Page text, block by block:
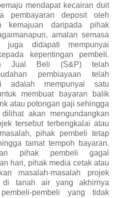
mendapat kecairan duit
pembayaran deposit oleh
kemajuan daripada pihak
amalan semasa
juga didapati mempunyai
kepentingan pembeli.
Jual Beli (S&P) telah
pembiayaan telah
adalah mempunyai satu
membuat bayaran balik
atau potongan gaji sehingga
akan mengundangkan
tersebut terbengkalai atau
pihak pembeli tetap
tamat tempoh bayaran.
pihak pembeli gagal
hari, pihak media cetak atau
masalah-masalah projek
di tanah air yang akhirnya
pembeli yang tidak